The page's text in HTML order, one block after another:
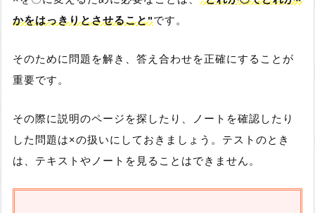
かをはっきりとさせること"です。
そのために問題を解き、答え合わせを正確にすることが
重要です。
その際に説明のページを探したり、ノートを確認したり
した問題は×の扱いにしておきましょう。テストのとき
は、テキストやノートを見ることはできません。